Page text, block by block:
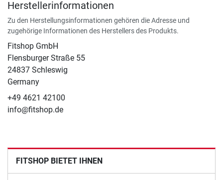
Herstellerinformationen
Zu den Herstellungsinformationen gehören die Adresse und
zugehörige Informationen des Herstellers des Produkts.
Fitshop GmbH
Flensburger Straße 55
24837 Schleswig
Germany
+49 4621 42100
info@fitshop.de
FITSHOP BIETET IHNEN